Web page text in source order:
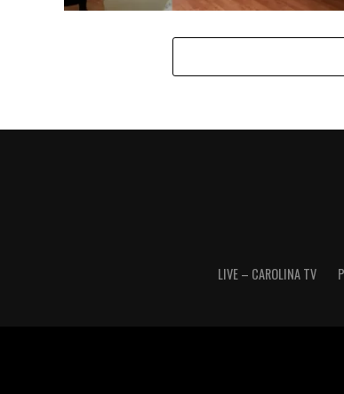
LIVE – CAROLINA TV